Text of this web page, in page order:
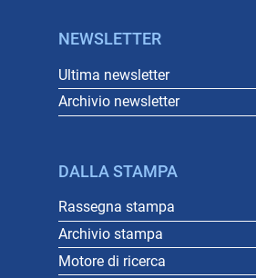
NEWSLETTER
Ultima newsletter
Archivio newsletter
DALLA STAMPA
Rassegna stampa
Archivio stampa
Motore di ricerca